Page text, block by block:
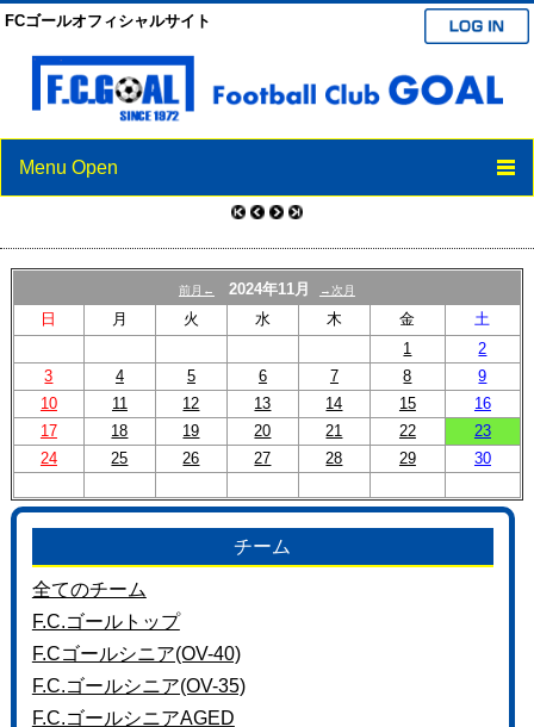
FCゴールオフィシャルサイト
Menu Open
TOP
ニュース
スケジュール
クラブ紹介
選手/スタッフ紹介
ブログ
パートナー
お問い合わせ
前月← 2024年11月 →次月
日 月 火 水 木 金
土
1
2
3
4 5 6 7 8
9
10
11 12 13 14 15
16
17
18 19 20 21 22
23
24
25 26 27 28 29 30
チーム
全てのチーム
F.C.ゴールトップ
F.Cゴールシニア(OV-40)
F.C.ゴールシニア(OV-35)
F.C.ゴールシニアAGED